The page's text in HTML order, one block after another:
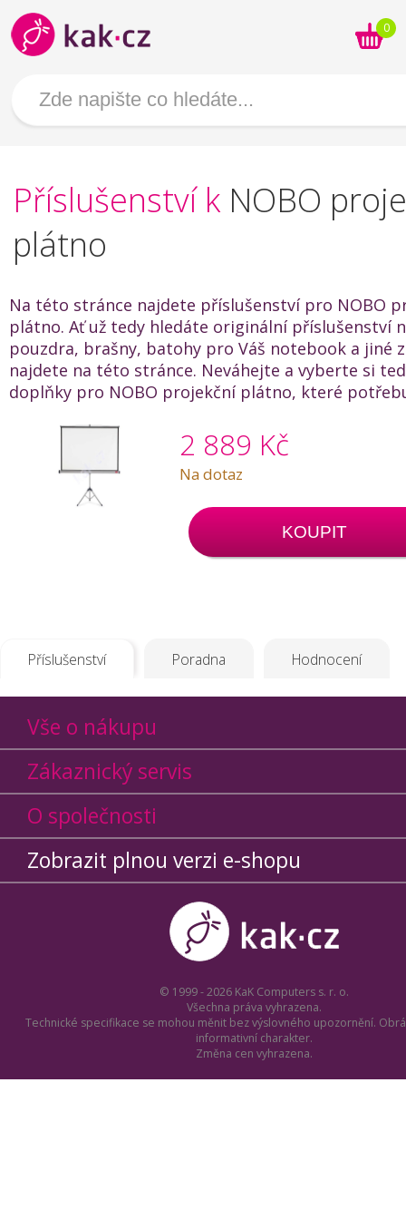
0
Příslušenství k NOBO
plátno
Na této stránce najdete příslušenství pro NOBO
plátno. Ať už tedy hledáte originální příslušenství
pouzdra, brašny, batohy pro Váš notebook a jiné
najdete na této stránce. Neváhejte a vyberte si
doplňky pro NOBO projekční plátno, které
2 889 Kč
Na dotaz
KOUPIT
Příslušenství Poradna Hodnocení
Vše o nákupu
Zákaznický servis
O společnosti
Zobrazit plnou verzi e-shopu
© 1999 - 2026 KaK Computers s. r. o.
Všechna práva vyhrazena.
Technické specifikace se mohou měnit bez výslovného upozornění.
informativní charakter.
Změna cen vyhrazena.